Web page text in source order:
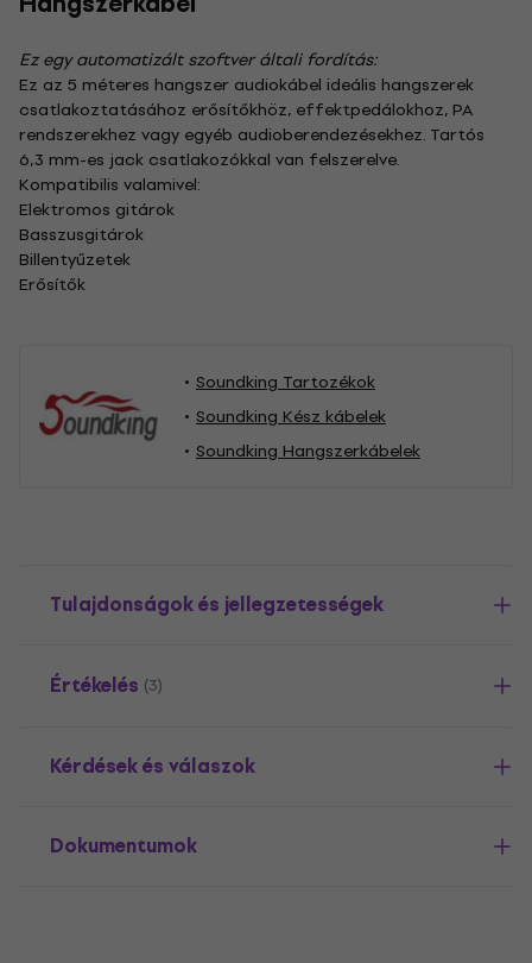
Ez egy automatizált szoftver általi fordítás:
Ez az 5 méteres hangszer audiokábel ideális hangszerek
csatlakoztatásához erősítőkhöz, effektpedálokhoz, PA
rendszerekhez vagy egyéb audioberendezésekhez. Tartós
6,3 mm-es jack csatlakozókkal van felszerelve.
Kompatibilis valamivel:
Elektromos gitárok
Basszusgitárok
Billentyűzetek
Erősítők
Soundking Tartozékok
Soundking Kész kábelek
Soundking Hangszerkábelek
Tulajdonságok és jellegzetességek
Értékelés (3)
Kérdések és válaszok
Dokumentumok